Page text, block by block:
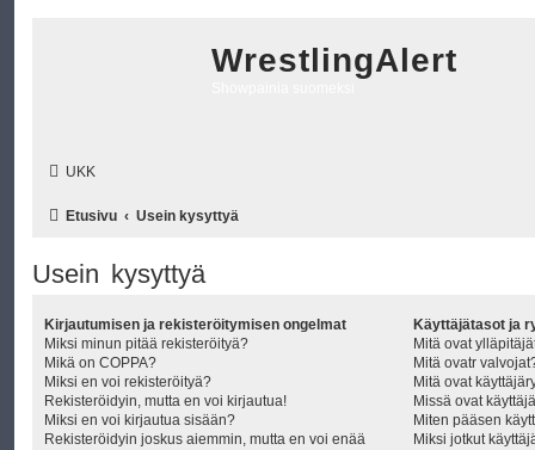
WrestlingAlert
UKK
Etusivu Usein kysyttyä
Usein kysyttyä
Kirjautumisen ja rekisteröitymisen ongelmat
Miksi minun pitää rekisteröityä?
Mikä on COPPA?
Miksi en voi rekisteröityä?
Rekisteröidyin, mutta en voi kirjautua!
Miksi en voi kirjautua sisään?
Rekisteröidyin joskus aiemmin, mutta en voi enää
Käyttäjätasot ja
Mitä ovat
Mitä ovatr
Mitä ovat
Missä ovat
Miten pääsen
Miksi jotkut